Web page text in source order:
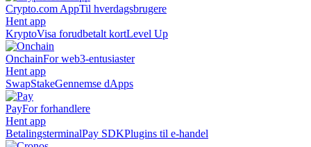
Crypto.com AppTil hverdagsbrugere
Hent app
KryptoVisa forudbetalt kortLevel Up
OnchainFor web3-entusiaster
Hent app
SwapStakeGennemse dApps
PayFor forhandlere
Hent app
BetalingsterminalPay SDKPlugins til e-handel